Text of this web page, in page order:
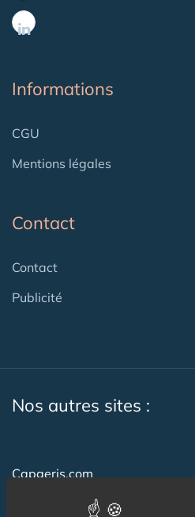
Informations
CGU
Mentions légales
Contact
Contact
Publicité
Nos autres sites :
Capgeris.com
Seniorissimmo.com